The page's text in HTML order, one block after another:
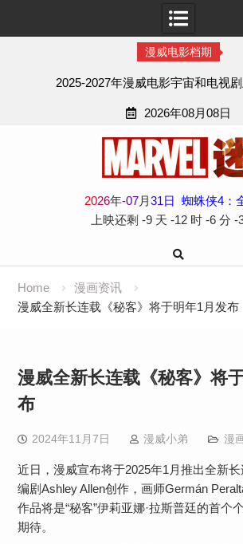
漫威电影档期
2025-2027年漫威电影宇宙和电视
2026年08月08日
2026年-07月31日
蜘蛛侠4：
上映还剩 -9 天 -12 时 -6 分 -
Home
漫画资讯
漫威全新长连载《秘客》将于明年1月发布
漫威全新长连载《秘客》将
布
2024年11月7日 漫威小弟 漫
近日，漫威宣布将于2025年1月推出全新
编剧Ashley Allen创作，画师Germán
作品将是“秘客”伊莉亚娜·拉斯普廷的首个
期待。